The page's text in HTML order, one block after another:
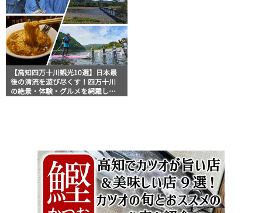
【高知四万十川観光10選】日本最
後の清流を遊び尽くす！四万十川
の絶景・体験・グルメを網羅した